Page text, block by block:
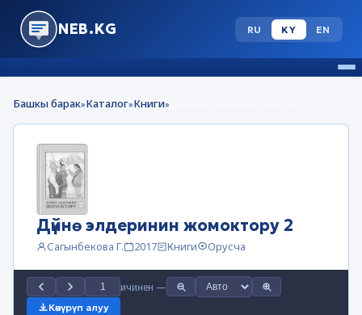
NEB.KG RU KY EN
Башкы барак»Каталог»Книги»
Дүйнө элдеринин жомоктору 2
Сагынбекова Г. 2017 Книги Орусча
ичинен —
Көчүрүп алуу